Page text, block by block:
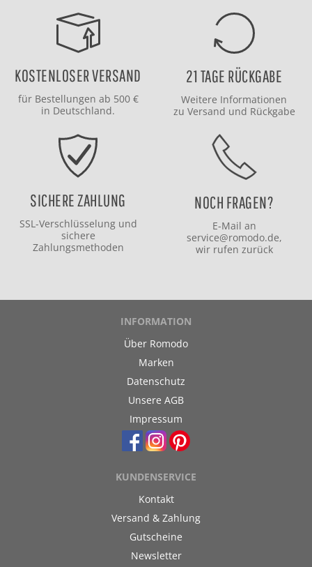
KOSTENLOSER VERSAND
für Bestellungen ab 500 €
in Deutschland.
21 TAGE RÜCKGABE
Weitere Informationen
zu Versand und Rückgabe
SICHERE ZAHLUNG
SSL-Verschlüsselung und
sichere
Zahlungsmethoden
NOCH FRAGEN?
E-Mail an
service@romodo.de,
wir rufen zurück
INFORMATION
Über Romodo
Marken
Datenschutz
Unsere AGB
Impressum
KUNDENSERVICE
Kontakt
Versand & Zahlung
Gutscheine
Newsletter